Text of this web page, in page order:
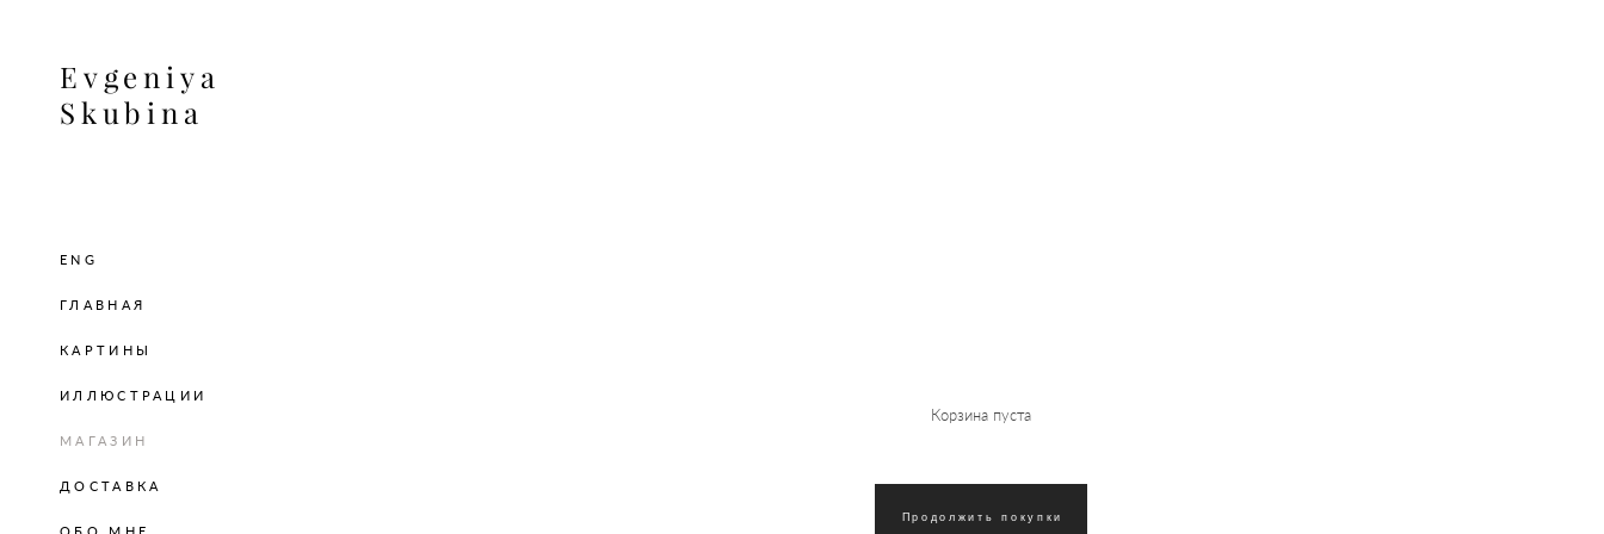
Evgeniya
Skubina
ENG
ГЛАВНАЯ
КАРТИНЫ
ИЛЛЮСТРАЦИИ
МАГАЗИН
ДОСТАВКА
Корзина пуста
Продолжить покупки